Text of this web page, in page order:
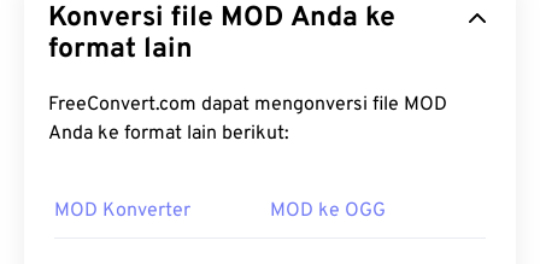
Konversi file MOD Anda ke
format lain
FreeConvert.com dapat mengonversi file MOD
Anda ke format lain berikut:
MOD Konverter MOD ke OGG